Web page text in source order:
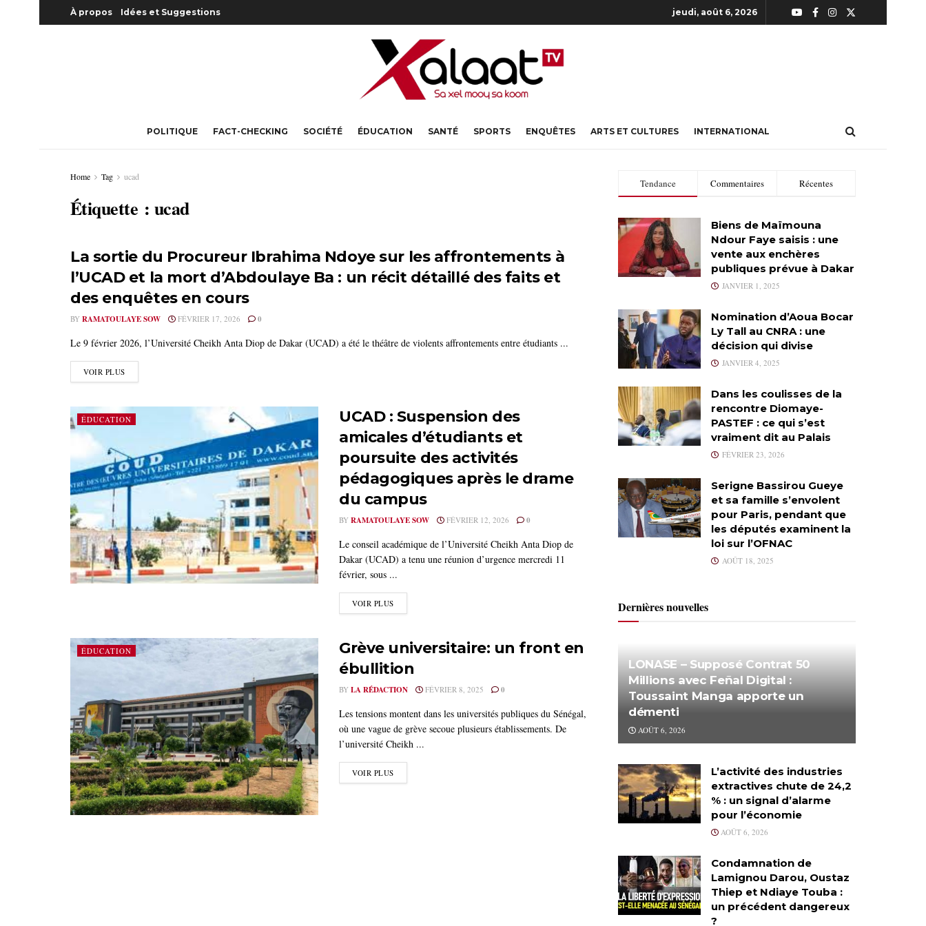
À propos Idées et Suggestions jeudi, août 6, 2026
POLITIQUE FACT-CHECKING SOCIÉTÉ ÉDUCATION SANTÉ SPORTS ENQUÊTES ARTS ET CULTURES INTERNATIONAL
Home Tag ucad
Étiquette : ucad
ÉDUCATION
La sortie du Procureur Ibrahima Ndoye sur les affrontements à
l’UCAD et la mort d’Abdoulaye Ba : un récit détaillé des faits et
des enquêtes en cours
BY RAMATOULAYE SOW FÉVRIER 17, 2026 0
Le 9 février 2026, l’Université Cheikh Anta Diop de Dakar (UCAD) a été le théâtre de violents affrontements entre étudiants ...
VOIR PLUS
ÉDUCATION
UCAD : Suspension des
amicales d’étudiants et
poursuite des activités
pédagogiques après le drame
du campus
BY RAMATOULAYE SOW FÉVRIER 12, 2026 0
Le conseil académique de l’Université Cheikh Anta Diop de
Dakar (UCAD) a tenu une réunion d’urgence mercredi 11
février, sous ...
VOIR PLUS
ÉDUCATION
Grève universitaire: un front en
ébullition
BY LA RÉDACTION FÉVRIER 8, 2025 0
Les tensions montent dans les universités publiques du Sénégal,
où une vague de grève secoue plusieurs établissements. De
l’université Cheikh ...
VOIR PLUS
Tendance Commentaires Récentes
Biens de Maïmouna
Ndour Faye saisis : une
vente aux enchères
publiques prévue à Dakar
JANVIER 1, 2025
Nomination d’Aoua Bocar
Ly Tall au CNRA : une
décision qui divise
JANVIER 4, 2025
Dans les coulisses de la
rencontre Diomaye-
PASTEF : ce qui s’est
vraiment dit au Palais
FÉVRIER 23, 2026
Serigne Bassirou Gueye
et sa famille s’envolent
pour Paris, pendant que
les députés examinent la
loi sur l’OFNAC
AOÛT 18, 2025
Dernières nouvelles
LONASE – Supposé Contrat 50
Millions avec Feñal Digital :
Toussaint Manga apporte un
démenti
AOÛT 6, 2026
L’activité des industries
extractives chute de 24,2
% : un signal d’alarme
pour l’économie
AOÛT 6, 2026
Condamnation de
Lamignou Darou, Oustaz
Thiep et Ndiaye Touba :
un précédent dangereux
?